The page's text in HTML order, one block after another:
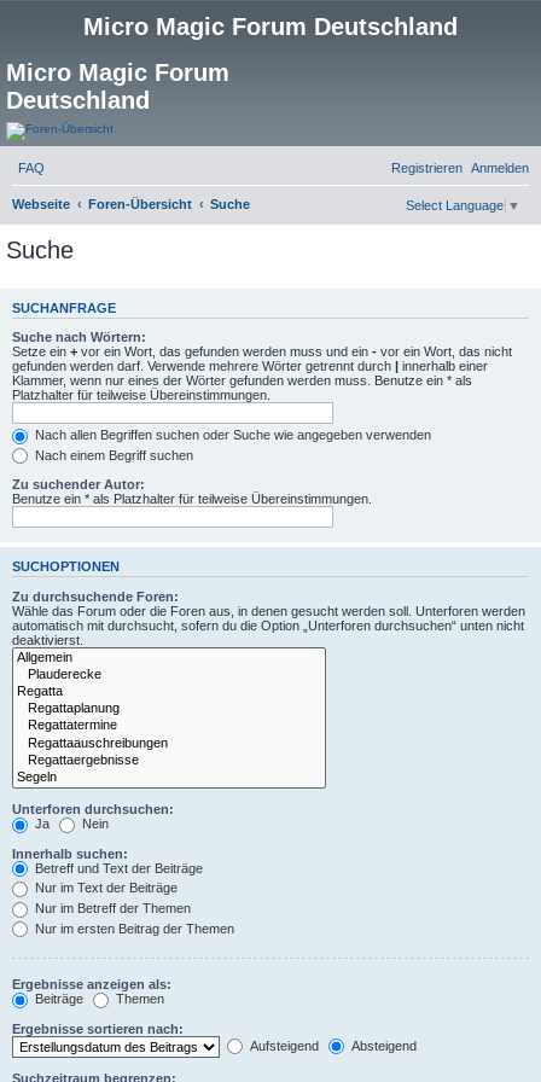
Micro Magic Forum Deutschland
Micro Magic Forum
Deutschland
FAQ Anmelden
Registrieren
Webseite Foren-Übersicht Suche
e
Select Language ▼
Suche
SUCHANFRAGE
Suche nach Wörtern:
Setze ein + vor ein Wort, das gefunden werden muss und ein - vor ein Wort, das nicht
gefunden werden darf. Verwende mehrere Wörter getrennt durch | innerhalb einer
Klammer, wenn nur eines der Wörter gefunden werden muss. Benutze ein * als
Platzhalter für teilweise Übereinstimmungen.
Nach allen Begriffen suchen oder Suche wie angegeben verwenden
Nach einem Begriff suchen
Zu suchender Autor:
Benutze ein * als Platzhalter für teilweise Übereinstimmungen.
SUCHOPTIONEN
Zu durchsuchende Foren:
Wähle das Forum oder die Foren aus, in denen gesucht werden soll. Unterforen werden
automatisch mit durchsucht, sofern du die Option „Unterforen durchsuchen“ unten nicht
deaktivierst.
Unterforen durchsuchen:
Ja
Nein
Innerhalb suchen:
Betreff und Text der Beiträge
Nur im Text der Beiträge
Nur im Betreff der Themen
Nur im ersten Beitrag der Themen
Ergebnisse anzeigen als:
Beiträge
Themen
Ergebnisse sortieren nach:
Aufsteigend
Absteigend
Suchzeitraum begrenzen: